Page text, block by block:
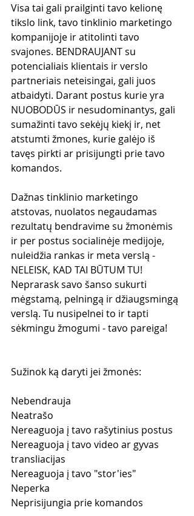
Visa tai gali prailginti tavo kelionę
tikslo link, tavo tinklinio marketingo
kompanijoje ir atitolinti tavo
svajones. BENDRAUJANT su
potencialiais klientais ir verslo
partneriais neteisingai, gali juos
atbaidyti. Darant postus kurie yra
NUOBODŪS ir nesudominantys, gali
sumažinti tavo sekėjų kiekį ir, net
atstumti žmones, kurie galėjo iš
tavęs pirkti ar prisijungti prie tavo
komandos.
Dažnas tinklinio marketingo
atstovas, nuolatos negaudamas
rezultatų bendravime su žmonėmis
ir per postus socialinėje medijoje,
nuleidžia rankas ir meta verslą -
NELEISK, KAD TAI BŪTUM TU!
Neprarask savo šanso sukurti
mėgstamą, pelningą ir džiaugsmingą
verslą. Tu nusipelnei to ir tapti
sėkmingu žmogumi - tavo pareiga!
Sužinok ką daryti jei žmonės:
Nebendrauja
Neatrašo
Nereaguoja į tavo rašytinius postus
Nereaguoja į tavo video ar gyvas
transliacijas
Nereaguoja į tavo "stor'ies"
Neperka
Neprisijungia prie komandos